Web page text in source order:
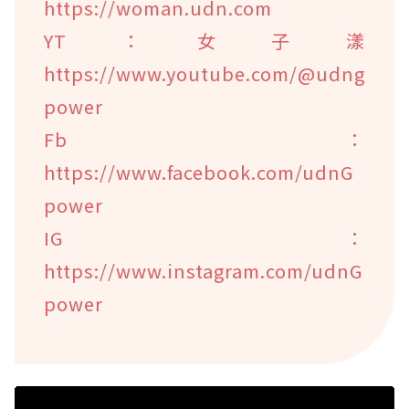
https://woman.udn.com
YT：女子漾
https://www.youtube.com/@udng
power
Fb：
https://www.facebook.com/udnG
power
IG：
https://www.instagram.com/udnG
power